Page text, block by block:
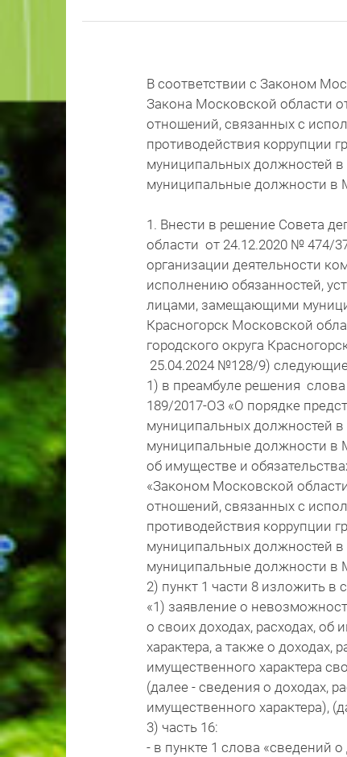
В соответствии с Законом
Закона Московской области
отношений, связанных с
противодействия коррупции
муниципальных должностей
муниципальные должности в
1. Внести в решение Совета
области от 24.12.2020 № 474/
организации деятельности
исполнению обязанностей,
лицами, замещающими
Красногорск Московской
городского округа
25.04.2024 №128/9)
1) в преамбуле решения
189/2017-ОЗ «О порядке
муниципальных должностей
муниципальные должности в
об имуществе и
«Законом Московской
отношений, связанных с
противодействия коррупции
муниципальных должностей
муниципальные должности в
2) пункт 1 части 8 изложить
«1) заявление о
о своих доходах, расходах, об
характера, а также о доходах,
имущественного характера
(далее - сведения о доходах,
имущественного характера),
3) часть 16:
- в пункте 1 слова «сведений